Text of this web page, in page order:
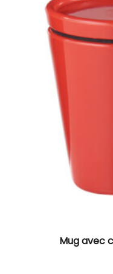
Mug avec